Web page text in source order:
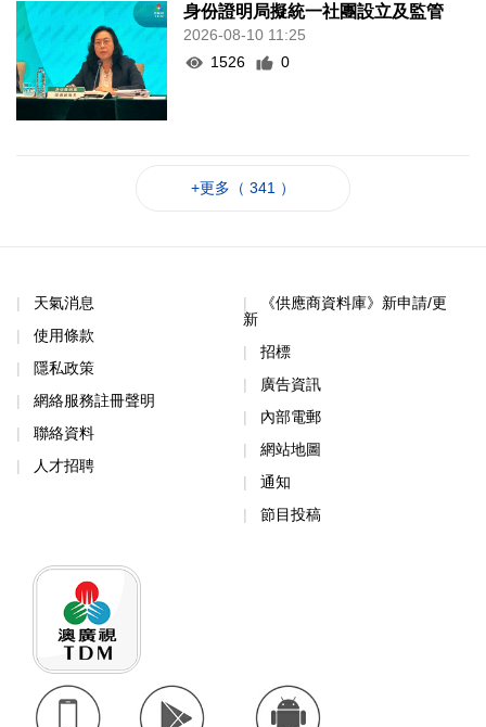
身份證明局擬統一社團設立及監管
2026-08-10 11:25
1526
0
+更多（ 341 ）
天氣消息
使用條款
隱私政策
網絡服務註冊聲明
聯絡資料
人才招聘
《供應商資料庫》新申請/更
新
招標
廣告資訊
內部電郵
網站地圖
通知
節目投稿